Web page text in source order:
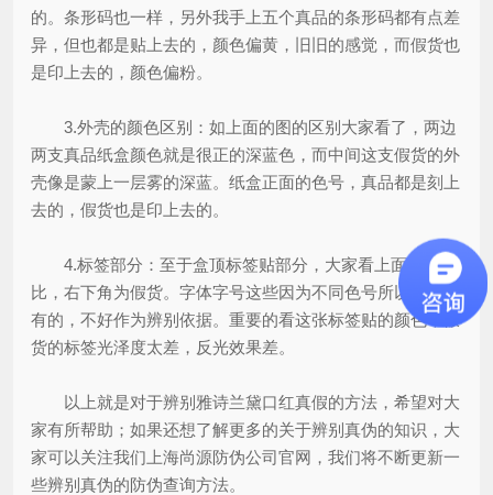
的。条形码也一样，另外我手上五个真品的条形码都有点差
异，但也都是贴上去的，颜色偏黄，旧旧的感觉，而假货也
是印上去的，颜色偏粉。
3.外壳的颜色区别：如上面的图的区别大家看了，两边
两支真品纸盒颜色就是很正的深蓝色，而中间这支假货的外
壳像是蒙上一层雾的深蓝。纸盒正面的色号，真品都是刻上
去的，假货也是印上去的。
4.标签部分：至于盒顶标签贴部分，大家看上面的对
比，右下角为假货。字体字号这些因为不同色号所以区别是
有的，不好作为辨别依据。重要的看这张标签贴的颜色，假
货的标签光泽度太差，反光效果差。
以上就是对于辨别雅诗兰黛口红真假的方法，希望对大
家有所帮助；如果还想了解更多的关于辨别真伪的知识，大
家可以关注我们上海尚源防伪公司官网，我们将不断更新一
些辨别真伪的防伪查询方法。